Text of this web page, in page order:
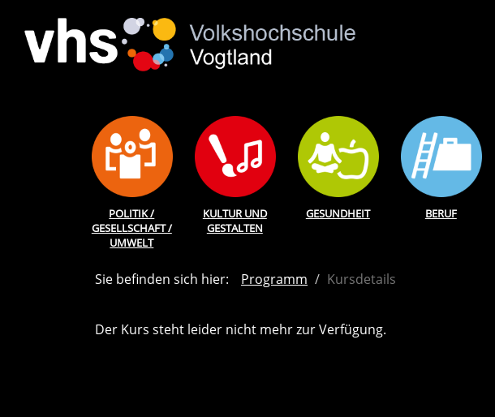
POLITIK /
GESELLSCHAFT /
UMWELT
KULTUR UND
GESTALTEN
GESUNDHEIT BERUF
Sie befinden sich hier: Programm Kursdetails
Der Kurs steht leider nicht mehr zur Verfügung.